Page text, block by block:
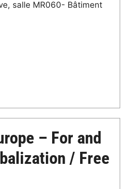
salle MR060- Bâtiment
– For and
/ Free